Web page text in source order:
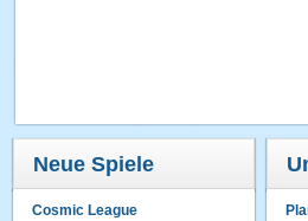
Neue Spiele
Cosmic League